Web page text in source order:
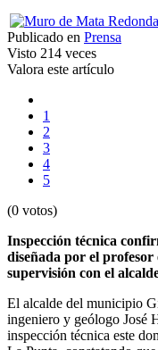
Publicado en Prensa
Visto 214 veces
Valora este artículo
1
2
3
4
5
(0 votos)
Inspección técnica
diseñada por el
supervisión con el
El alcalde del municipio
ingeniero y geólogo José
inspección técnica este